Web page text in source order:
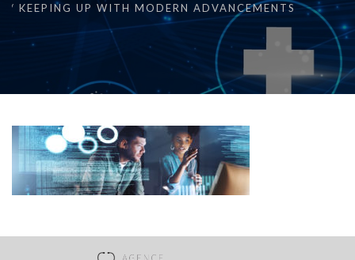
KEEPING UP WITH MODERN ADVANCEMENTS